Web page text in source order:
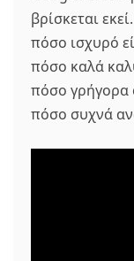
βρίσκεται
πόσο ισχυρό
πόσο καλά
πόσο γρήγορα
πόσο συχνά